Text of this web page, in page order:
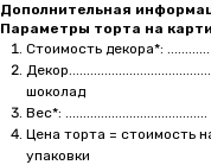
Дополнительная
Параметры торта на
Стоимость декора*:
шоколад
Вес*: ........................................
Цена торта = стоимость
упаковки